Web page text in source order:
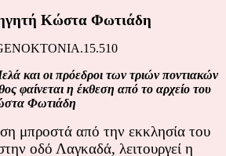
Κώστα Φωτιάδη
και οι πρόεδροι των τριών ποντιακών
φαίνεται η έκθεση από το αρχείο του
Φωτιάδη
μπροστά από την εκκλησία του
οδό Λαγκαδά, λειτουργεί η